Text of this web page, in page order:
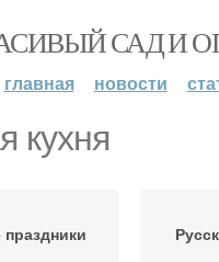
САД И
главная новости
кухня
праздники